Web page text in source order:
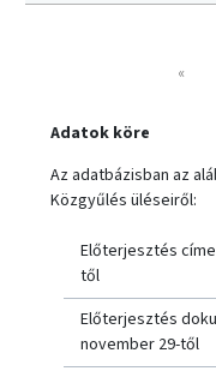
«
Adatok köre
Az adatbázisban az
Közgyűlés üléseiről:
Előterjesztés
től
Előterjesztés
november 29-től